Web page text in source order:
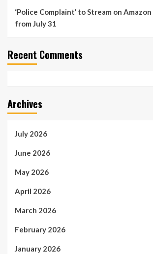
‘Police Complaint’ to Stream on
from July 31
Recent Comments
Archives
July 2026
June 2026
May 2026
April 2026
March 2026
February 2026
January 2026